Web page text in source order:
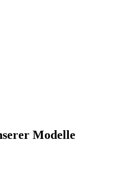
Modelle